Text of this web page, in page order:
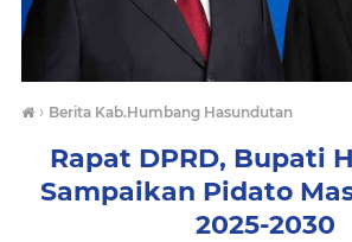
› Berita Kab.Humbang Hasundutan
Rapat DPRD, Bupati
Sampaikan Pidato
2025-2030